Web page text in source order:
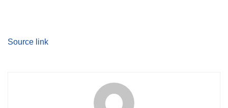
Source link